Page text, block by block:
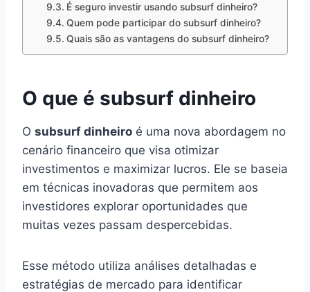
É seguro investir usando subsurf dinheiro?
Quem pode participar do subsurf dinheiro?
Quais são as vantagens do subsurf dinheiro?
O que é subsurf dinheiro
O subsurf dinheiro é uma nova abordagem no
cenário financeiro que visa otimizar
investimentos e maximizar lucros. Ele se baseia
em técnicas inovadoras que permitem aos
investidores explorar oportunidades que
muitas vezes passam despercebidas.
Esse método utiliza análises detalhadas e
estratégias de mercado para identificar